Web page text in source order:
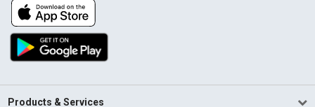
Products & Services